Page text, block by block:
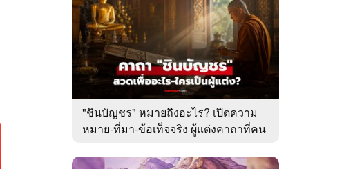
"ชินบัญชร" หมายถึงอะไร? เปิดความ
หมาย-ที่มา-ข้อเท็จจริง ผู้แต่งคาถาที่คน